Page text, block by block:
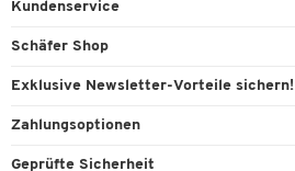
Reinigung & Hygiene
Technik
Kundenservice
Direktbestellung
Lieferinformationen
Schäfer Shop
AGB
Exklusive Newsletter-Vorteile sichern!
Willkommensgeschenk
Zahlungsoptionen
Paypal
Geprüfte Sicherheit